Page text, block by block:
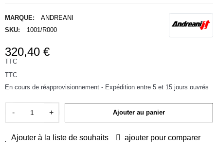
MARQUE:
ANDREANI
SKU:
1001/R000
320,40 €
TTC
TTC
En cours de réapprovisionnement - Expédition entre 5 et 15 jours ouvrés
- + Ajouter au panier
Ajouter à la liste de souhaits ajouter pour comparer